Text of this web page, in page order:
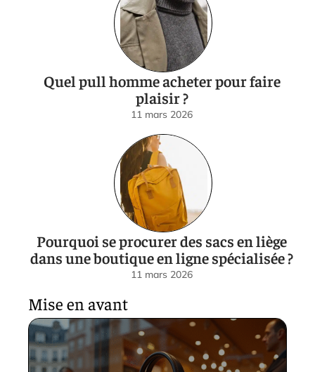
Quel pull homme acheter pour faire
plaisir ?
11 mars 2026
Pourquoi se procurer des sacs en liège
dans une boutique en ligne spécialisée ?
11 mars 2026
Mise en avant